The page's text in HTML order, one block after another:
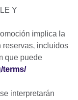
Y
implica la
reservas, incluidos
que puede
terms/
interpretarán